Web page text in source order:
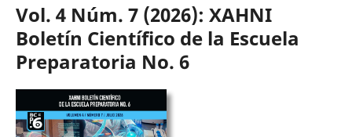
Vol. 4 Núm. 7 (2026): XAHNI
Boletín Científico de la Escuela
Preparatoria No. 6